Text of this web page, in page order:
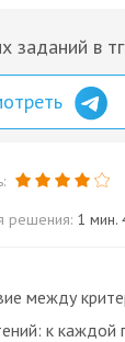
заданий в
решения: 1 мин.
между
к каждой